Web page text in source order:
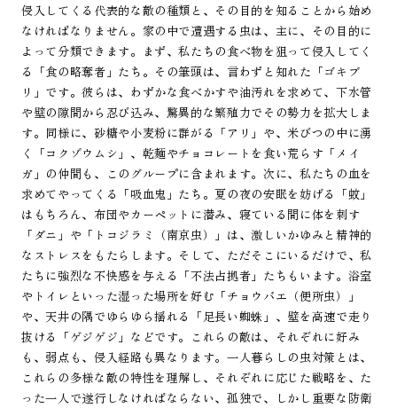
侵入してくる代表的な敵の種類と、その目的を知ることから始め
なければなりません。家の中で遭遇する虫は、主に、その目的に
よって分類できます。まず、私たちの食べ物を狙って侵入してく
る「食の略奪者」たち。その筆頭は、言わずと知れた「ゴキブ
リ」です。彼らは、わずかな食べかすや油汚れを求めて、下水管
や壁の隙間から忍び込み、驚異的な繁殖力でその勢力を拡大しま
す。同様に、砂糖や小麦粉に群がる「アリ」や、米びつの中に湧
く「コクゾウムシ」、乾麺やチョコレートを食い荒らす「メイ
ガ」の仲間も、このグループに含まれます。次に、私たちの血を
求めてやってくる「吸血鬼」たち。夏の夜の安眠を妨げる「蚊」
はもちろん、布団やカーペットに潜み、寝ている間に体を刺す
「ダニ」や「トコジラミ（南京虫）」は、激しいかゆみと精神的
なストレスをもたらします。そして、ただそこにいるだけで、私
たちに強烈な不快感を与える「不法占拠者」たちもいます。浴室
やトイレといった湿った場所を好む「チョウバエ（便所虫）」
や、天井の隅でゆらゆら揺れる「足長い蜘蛛」、壁を高速で走り
抜ける「ゲジゲジ」などです。これらの敵は、それぞれに好み
も、弱点も、侵入経路も異なります。一人暮らしの虫対策とは、
これらの多様な敵の特性を理解し、それぞれに応じた戦略を、た
った一人で遂行しなければならない、孤独で、しかし重要な防衛